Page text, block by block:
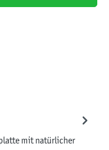
mit natürlicher